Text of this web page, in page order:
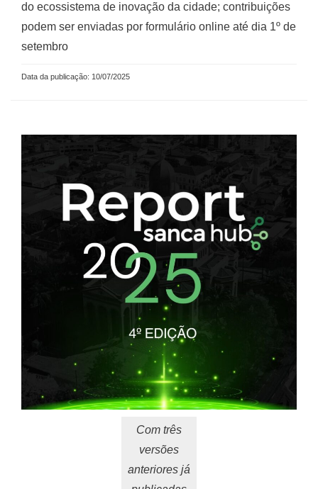
do ecossistema de inovação da cidade; contribuições
podem ser enviadas por formulário online até dia 1º de
setembro
Data da publicação: 10/07/2025
Com três
versões
anteriores já